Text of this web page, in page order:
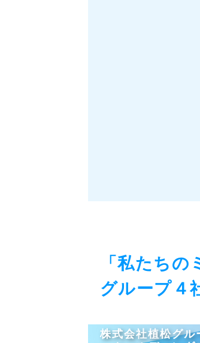
「私たち
グループ４
株式会社植松グル